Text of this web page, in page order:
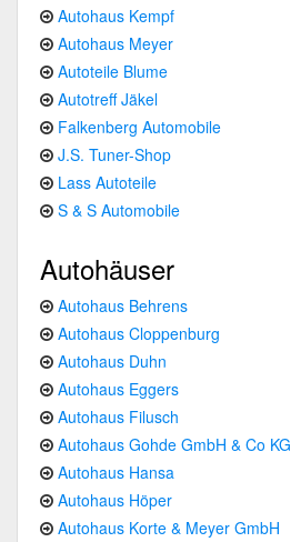
Autohaus Kempf
Autohaus Meyer
Autoteile Blume
Autotreff Jäkel
Falkenberg Automobile
J.S. Tuner-Shop
Lass Autoteile
S & S Automobile
Autohäuser
Autohaus Behrens
Autohaus Cloppenburg
Autohaus Duhn
Autohaus Eggers
Autohaus Filusch
Autohaus Gohde GmbH & Co KG
Autohaus Hansa
Autohaus Höper
Autohaus Korte & Meyer GmbH